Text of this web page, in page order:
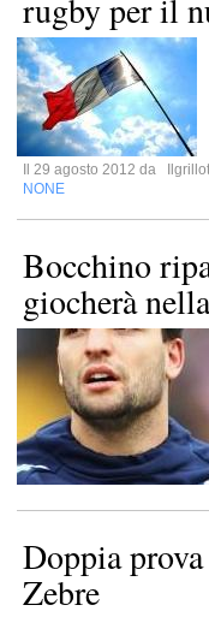
rugby per il
Il 29 agosto 2012 da
NONE
Bocchino
giocherà
Doppia
Zebre